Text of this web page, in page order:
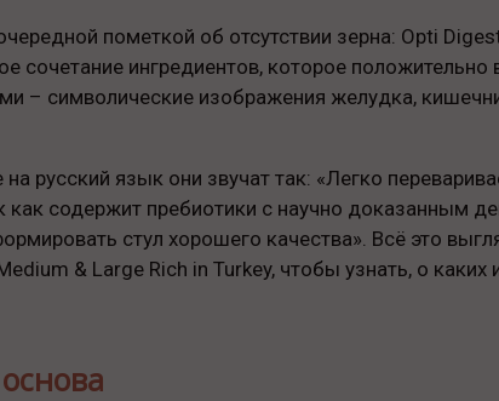
пометкой об отсутствии зерна: Opti
ингредиентов, которое положительно
– символические изображения желудка,
русский язык они звучат так: «Легко
содержит пребиотики с научно доказанным
стул хорошего качества». Всё это
& Large Rich in Turkey, чтобы узнать, о каких